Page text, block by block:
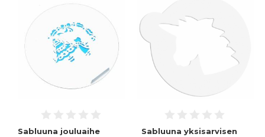
Sabluuna jouluaihe
Sabluuna yksisarvisen